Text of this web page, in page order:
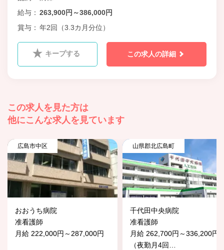
給与
263,900円～386,000円
賞与
年2回（3.3カ月分位）
キープする この求人の詳細
この求人を見た方は
他にこんな求人を見ています
広島市中区
おおうち病院
准看護師
月給 222,000円～287,000円
山県郡北広島町
千代田中央病院
准看護師
月給 262,700円～336,200円
（夜勤月4回